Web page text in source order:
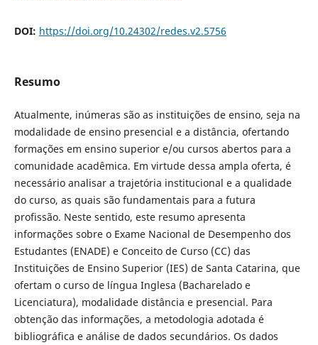
DOI: https://doi.org/10.24302/redes.v2.5756
Resumo
Atualmente, inúmeras são as instituições de ensino, seja na
modalidade de ensino presencial e a distância, ofertando
formações em ensino superior e/ou cursos abertos para a
comunidade acadêmica. Em virtude dessa ampla oferta, é
necessário analisar a trajetória institucional e a qualidade
do curso, as quais são fundamentais para a futura
profissão. Neste sentido, este resumo apresenta
informações sobre o Exame Nacional de Desempenho dos
Estudantes (ENADE) e Conceito de Curso (CC) das
Instituições de Ensino Superior (IES) de Santa Catarina, que
ofertam o curso de língua Inglesa (Bacharelado e
Licenciatura), modalidade distância e presencial. Para
obtenção das informações, a metodologia adotada é
bibliográfica e análise de dados secundários. Os dados